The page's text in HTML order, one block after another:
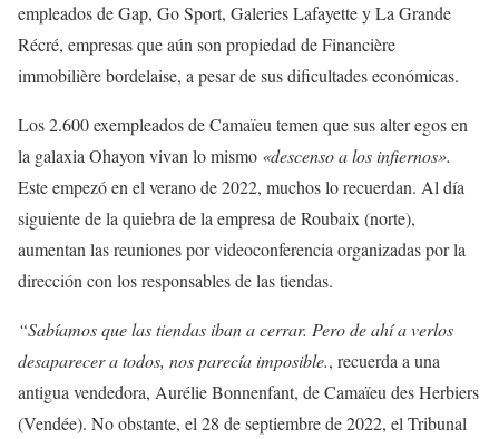
empleados de Gap, Go Sport, Galeries Lafayette y La Grande
Récré, empresas que aún son propiedad de Financière
immobilière bordelaise, a pesar de sus dificultades económicas.
Los 2.600 exempleados de Camaïeu temen que sus alter egos en
la galaxia Ohayon vivan lo mismo «descenso a los infiernos».
Este empezó en el verano de 2022, muchos lo recuerdan. Al día
siguiente de la quiebra de la empresa de Roubaix (norte),
aumentan las reuniones por videoconferencia organizadas por la
dirección con los responsables de las tiendas.
“Sabíamos que las tiendas iban a cerrar. Pero de ahí a verlos
desaparecer a todos, nos parecía imposible., recuerda a una
antigua vendedora, Aurélie Bonnenfant, de Camaïeu des Herbiers
(Vendée). No obstante, el 28 de septiembre de 2022, el Tribunal